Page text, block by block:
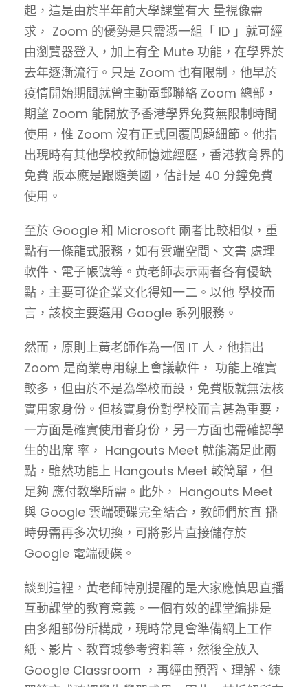
起，這是由於半年前大學課堂有大 量視像需
求， Zoom 的優勢是只需憑一組「 ID 」就可經
由瀏覽器登入，加上有全 Mute 功能，在學界於
去年逐漸流行。只是 Zoom 也有限制，他早於
疫情開始期間就曾主動電郵聯絡 Zoom 總部，
期望 Zoom 能開放予香港學界免費無限制時間
使用，惟 Zoom 沒有正式回覆問題細節。他指
出現時有其他學校教師憶述經歷，香港教育界的
免費 版本應是跟隨美國，估計是 40 分鐘免費
使用。
至於 Google 和 Microsoft 兩者比較相似，重
點有一條龍式服務，如有雲端空間、文書 處理
軟件、電子帳號等。黃老師表示兩者各有優缺
點，主要可從企業文化得知一二。以他 學校而
言，該校主要選用 Google 系列服務。
然而，原則上黃老師作為一個 IT 人，他指出
Zoom 是商業專用線上會議軟件， 功能上確實
較多，但由於不是為學校而設，免費版就無法核
實用家身份。但核實身份對學校而言甚為重要，
一方面是確實使用者身份，另一方面也需確認學
生的出席 率， Hangouts Meet 就能滿足此兩
點，雖然功能上 Hangouts Meet 較簡單，但
足夠 應付教學所需。此外， Hangouts Meet
與 Google 雲端硬碟完全結合，教師們於直 播
時毋需再多次切換，可將影片直接儲存於
Google 電端硬碟。
談到這裡，黃老師特別提醒的是大家應慎思直播
互動課堂的教育意義。一個有效的課堂編排是
由多組部份所構成，現時常見會準備網上工作
紙、影片、教育城參考資料等，然後全放入
Google Classroom ，再經由預習、理解、練